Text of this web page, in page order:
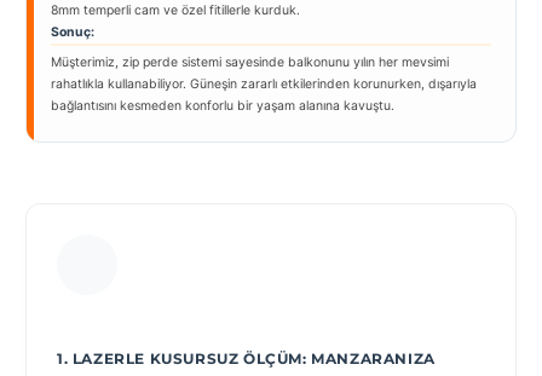
8mm temperli cam ve özel fitillerle kurduk.
Sonuç:
Müşterimiz, zip perde sistemi sayesinde balkonunu yılın her mevsimi
rahatlıkla kullanabiliyor. Güneşin zararlı etkilerinden korunurken, dışarıyla
bağlantısını kesmeden konforlu bir yaşam alanına kavuştu.
1. LAZERLE KUSURSUZ ÖLÇÜM: MANZARANIZA